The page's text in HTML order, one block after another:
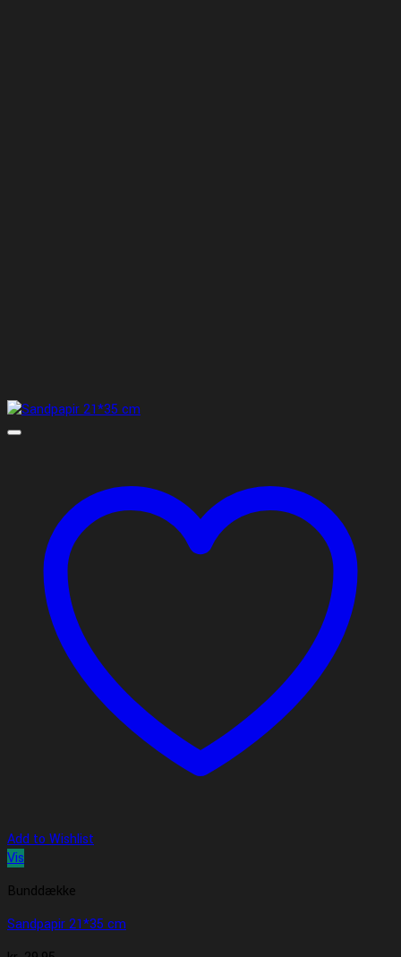
Add to Wishlist
Vis
Bunddække
Sandpapir 21*35 cm